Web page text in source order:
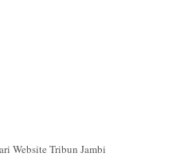
Website Tribun Jambi